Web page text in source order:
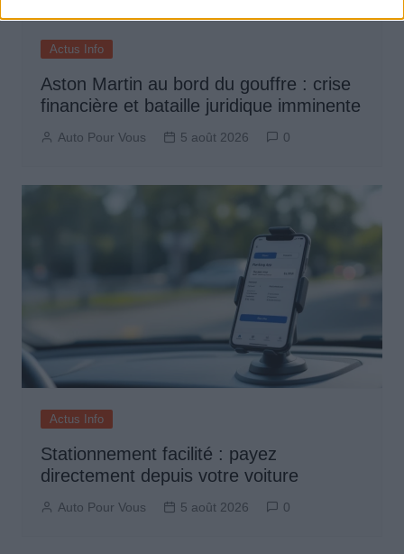
Actus Info
Aston Martin au bord du gouffre : crise
financière et bataille juridique imminente
Auto Pour Vous 5 août 2026 0
Actus Info
Stationnement facilité : payez
directement depuis votre voiture
Auto Pour Vous 5 août 2026 0